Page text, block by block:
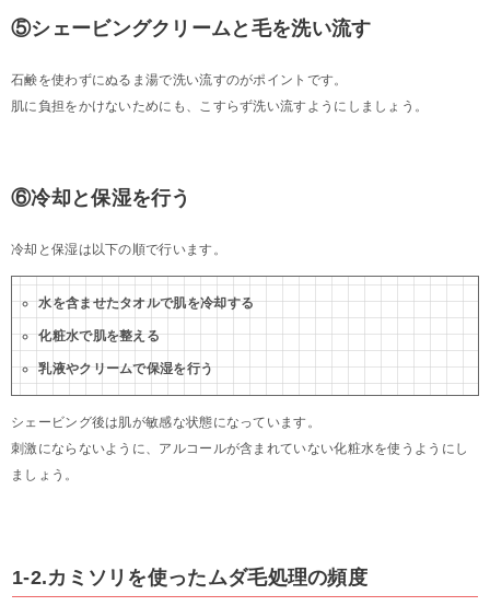
⑤シェービングクリームと毛を洗い流す
石鹸を使わずにぬるま湯で洗い流すのがポイントです。
肌に負担をかけないためにも、こすらず洗い流すようにしましょう。
⑥冷却と保湿を行う
冷却と保湿は以下の順で行います。
水を含ませたタオルで肌を冷却する
化粧水で肌を整える
乳液やクリームで保湿を行う
シェービング後は肌が敏感な状態になっています。
刺激にならないように、アルコールが含まれていない化粧水を使うようにし
ましょう。
1-2.カミソリを使ったムダ毛処理の頻度